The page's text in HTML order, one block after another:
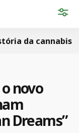
da cannabis
novo
Dreams”